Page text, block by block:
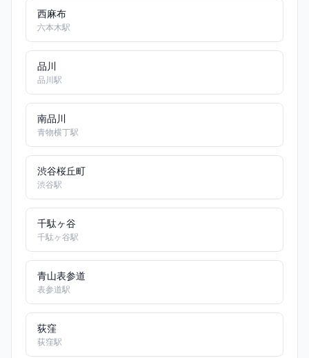
西麻布
六本木駅
品川
品川駅
南品川
青物横丁駅
渋谷桜丘町
渋谷駅
千駄ヶ谷
千駄ヶ谷駅
青山表参道
表参道駅
荻窪
荻窪駅